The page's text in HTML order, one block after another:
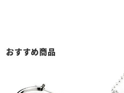
おすすめ商品